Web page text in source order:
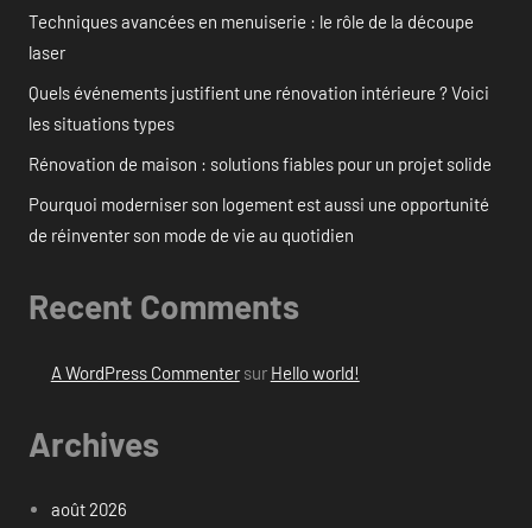
Techniques avancées en menuiserie : le rôle de la découpe
laser
Quels événements justifient une rénovation intérieure ? Voici
les situations types
Rénovation de maison : solutions fiables pour un projet solide
Pourquoi moderniser son logement est aussi une opportunité
de réinventer son mode de vie au quotidien
Recent Comments
A WordPress Commentersur Hello world!
Archives
août 2026